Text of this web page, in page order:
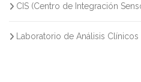
CIS (Centro de Integración
Laboratorio de Análisis